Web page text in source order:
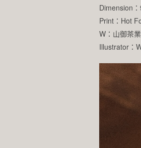
Dimension
Print：Hot
W：山御茶業
Illustrator：